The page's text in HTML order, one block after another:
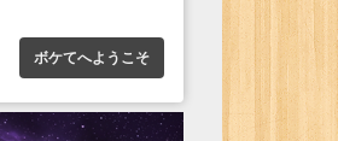
ボケてへようこそ